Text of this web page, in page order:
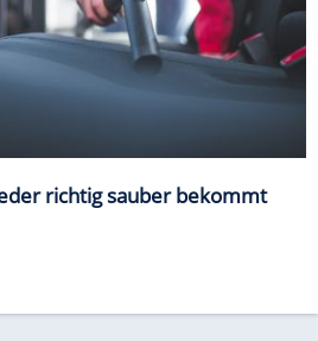
richtig sauber bekommt